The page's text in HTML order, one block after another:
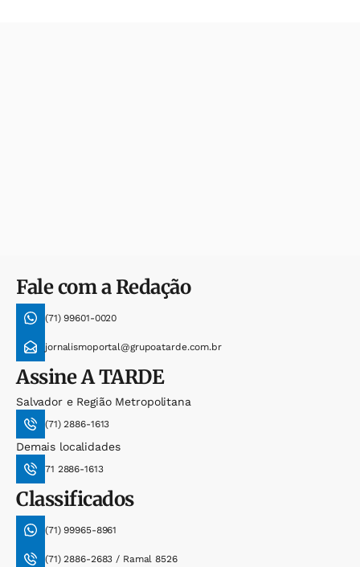
Fale com a Redação
(71) 99601-0020
jornalismoportal@grupoatarde.com.br
AssineA TARDE
Salvador e Região Metropolitana
(71) 2886-1613
Demais localidades
71 2886-1613
Classificados
(71) 99965-8961
(71) 2886-2683 / Ramal 8526